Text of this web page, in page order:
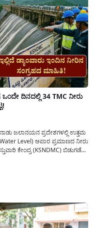
ದಿನದಲ್ಲಿ 34 TMC ನೀರು
ಜಲಾನಯನ ಪ್ರದೇಶಗಳಲ್ಲಿ ಉತ್ತಮ
Level) ಅಪಾರ ಪ್ರಮಾಣದ ನೀರು
ಕೇಂದ್ರ (KSNDMC) ಬಿಡುಗಡೆ